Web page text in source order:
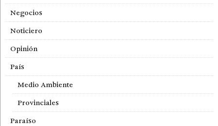
Negocios
Noticiero
Opinión
País
Medio Ambiente
Provinciales
Paraíso